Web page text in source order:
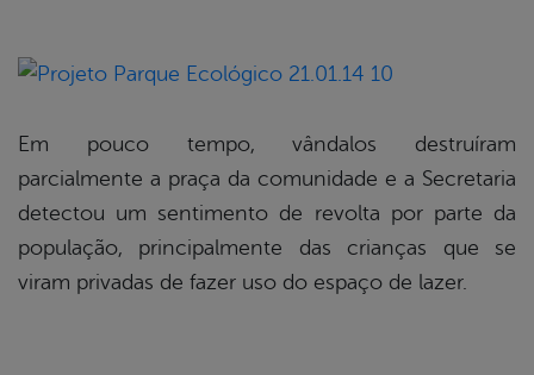
Em pouco tempo, vândalos destruíram
parcialmente a praça da comunidade e a Secretaria
detectou um sentimento de revolta por parte da
população, principalmente das crianças que se
viram privadas de fazer uso do espaço de lazer.